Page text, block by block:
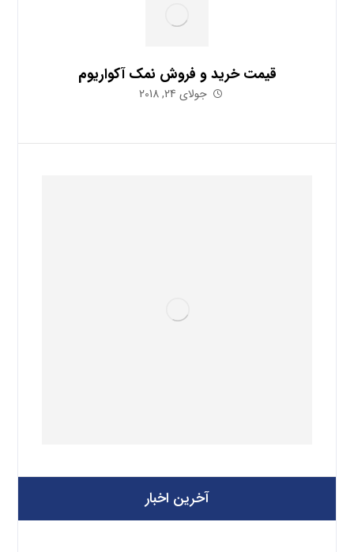
قیمت خرید و فروش نمک آکواریوم
جولای 24, 2018
آخرین اخبار